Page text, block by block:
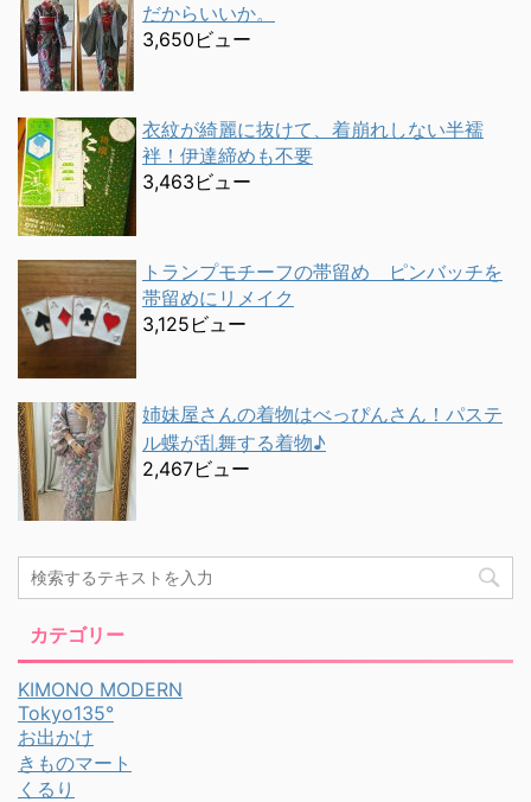
だからいいか。
3,650ビュー
衣紋が綺麗に抜けて、着崩れしない半襦
袢！伊達締めも不要
3,463ビュー
トランプモチーフの帯留め ピンバッチを
帯留めにリメイク
3,125ビュー
姉妹屋さんの着物はべっぴんさん！パステ
ル蝶が乱舞する着物♪
2,467ビュー
カテゴリー
KIMONO MODERN
Tokyo135°
お出かけ
きものマート
くるり